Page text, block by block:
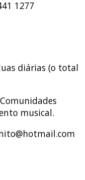
1277
diárias (o total
musical.